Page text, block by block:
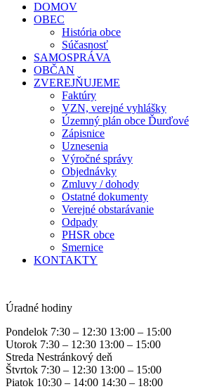
DOMOV
OBEC
História obce
Súčasnosť
SAMOSPRÁVA
OBČAN
ZVEREJŇUJEME
Faktúry
VZN, verejné vyhlášky
Územný plán obce Ďurďové
Zápisnice
Uznesenia
Výročné správy
Objednávky
Zmluvy / dohody
Ostatné dokumenty
Verejné obstarávanie
Odpady
PHSR obce
Smernice
KONTAKTY
Úradné hodiny
Pondelok 7:30 – 12:30 13:00 – 15:00
Utorok 7:30 – 12:30 13:00 – 15:00
Streda Nestránkový deň
Štvrtok 7:30 – 12:30 13:00 – 15:00
Piatok 10:30 – 14:00 14:30 – 18:00